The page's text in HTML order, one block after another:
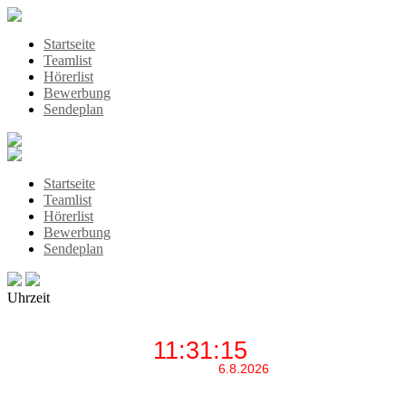
Startseite
Teamlist
Hörerlist
Bewerbung
Sendeplan
Startseite
Teamlist
Hörerlist
Bewerbung
Sendeplan
Uhrzeit